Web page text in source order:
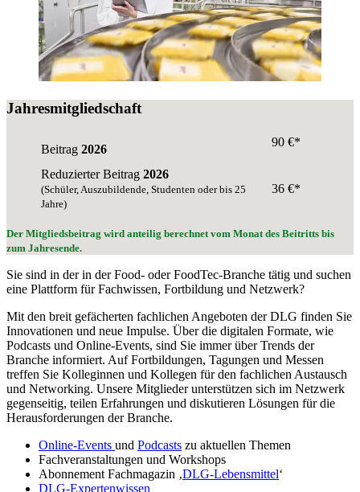
Jahresmitgliedschaft
Beitrag 2026
90 €*
Reduzierter Beitrag 2026
(Schüler, Auszubildende, Studenten oder bis 25
Jahre)
36 €*
Der Mitgliedsbeitrag wird anteilig berechnet vom Monat des Beitritts bis
zum Jahresende.
Sie sind in der in der Food- oder FoodTec-Branche tätig und suchen
eine Plattform für Fachwissen, Fortbildung und Netzwerk?
Mit den breit gefächerten fachlichen Angeboten der DLG finden Sie
Innovationen und neue Impulse. Über die digitalen Formate, wie
Podcasts und Online-Events, sind Sie immer über Trends der
Branche informiert. Auf Fortbildungen, Tagungen und Messen
treffen Sie Kolleginnen und Kollegen für den fachlichen Austausch
und Networking. Unsere Mitglieder unterstützen sich im Netzwerk
gegenseitig, teilen Erfahrungen und diskutieren Lösungen für die
Herausforderungen der Branche.
Online-Events und Podcasts zu aktuellen Themen
Fachveranstaltungen und Workshops
Abonnement Fachmagazin ‚DLG-Lebensmittel‘
DLG-Expertenwissen